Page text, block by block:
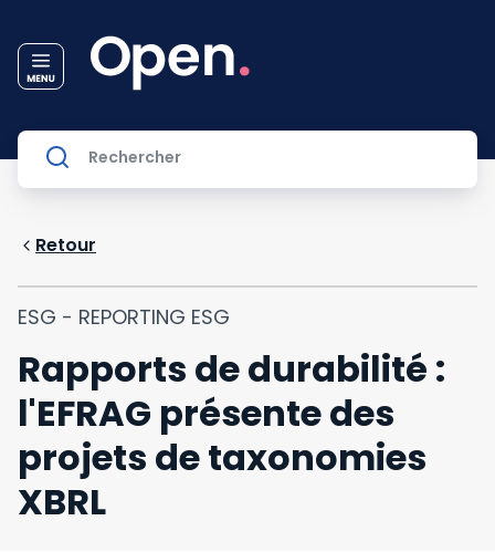
Retour
ESG - REPORTING ESG
Rapports de durabilité :
l'EFRAG présente des
projets de taxonomies
XBRL